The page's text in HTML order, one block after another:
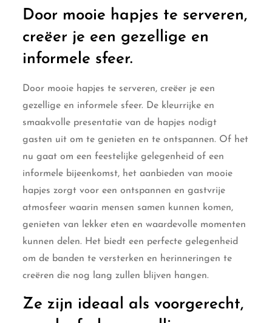
Door mooie hapjes te serveren,
creëer je een gezellige en
informele sfeer.
Door mooie hapjes te serveren, creëer je een
gezellige en informele sfeer. De kleurrijke en
smaakvolle presentatie van de hapjes nodigt
gasten uit om te genieten en te ontspannen. Of het
nu gaat om een feestelijke gelegenheid of een
informele bijeenkomst, het aanbieden van mooie
hapjes zorgt voor een ontspannen en gastvrije
atmosfeer waarin mensen samen kunnen komen,
genieten van lekker eten en waardevolle momenten
kunnen delen. Het biedt een perfecte gelegenheid
om de banden te versterken en herinneringen te
creëren die nog lang zullen blijven hangen.
Ze zijn ideaal als voorgerecht,